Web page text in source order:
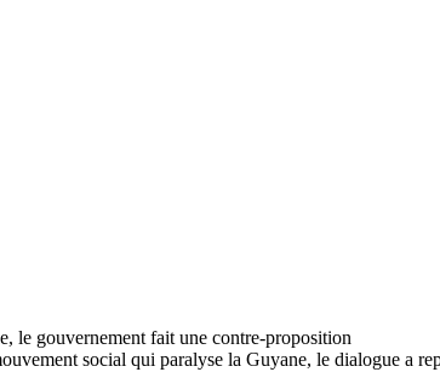
social qui paralyse la Guyane, le dialogue a